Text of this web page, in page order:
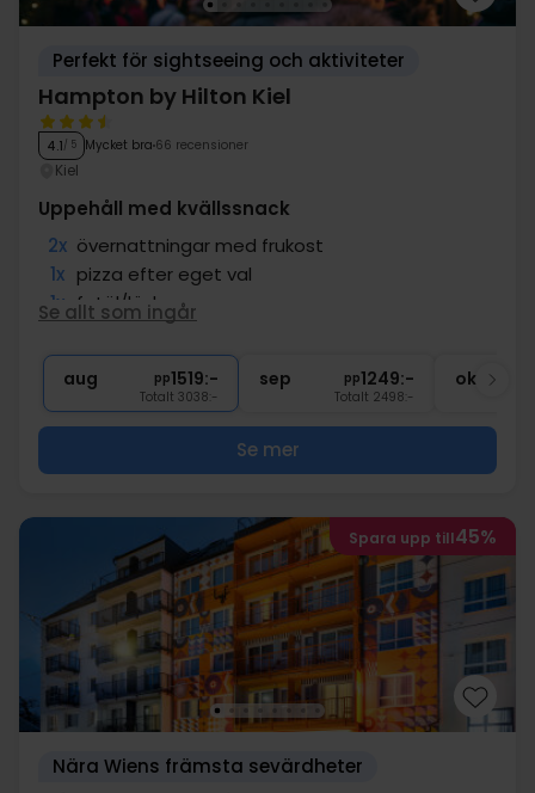
Perfekt för sightseeing och aktiviteter
Hampton by Hilton Kiel
4.1/ 5 Mycket bra 66 recensioner
Kiel
Uppehåll med kvällssnack
2x övernattningar med frukost
1x pizza efter eget val
1x fatöl/läsk
Tillgång till gym
∞ Gratis Wi-Fi
Se allt som ingår
aug pp1519:-
Totalt 3038:-
sep pp1249:-
Totalt 2498:-
okt
Se mer
Spara upp till45%
Nära Wiens främsta sevärdheter